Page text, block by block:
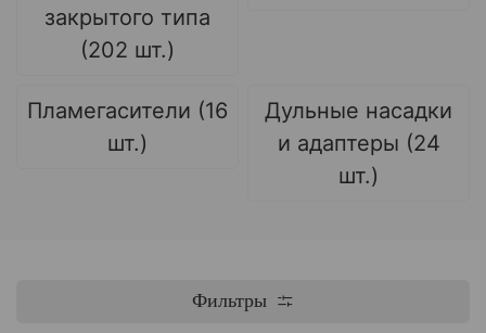
закрытого типа
(202 шт.)
Пламегасители (16
шт.)
Дульные насадки
и адаптеры (24
шт.)
Фильтры